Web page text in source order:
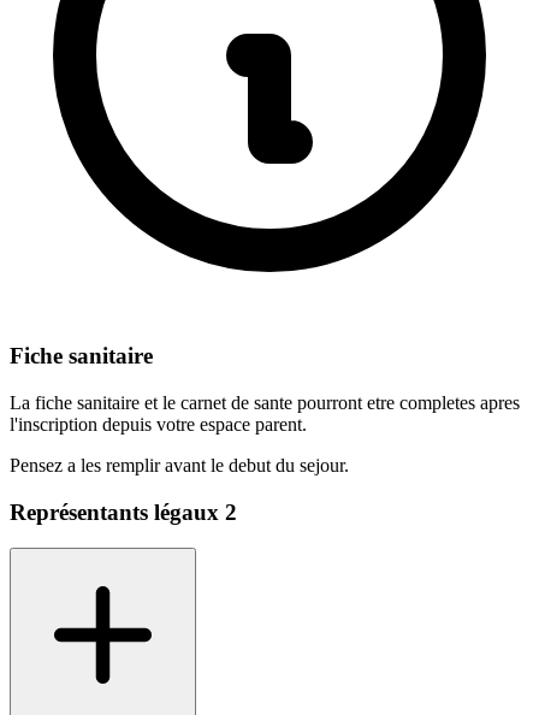
Fiche sanitaire
La fiche sanitaire et le carnet de sante pourront etre completes apres
l'inscription depuis votre espace parent.
Pensez a les remplir avant le debut du sejour.
Représentants légaux 2